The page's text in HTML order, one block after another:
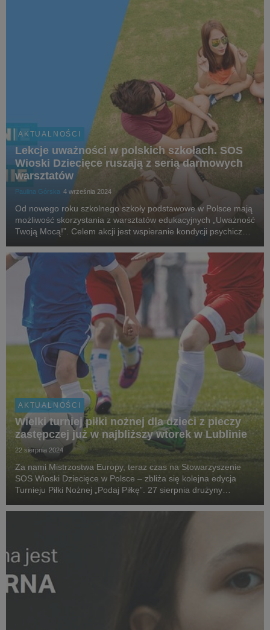
AKTUALNOŚCI
Lekcje uważności w polskich szkołach. SOS
Wioski Dziecięce ruszają z serią darmowych
warsztatów
Paulina Górska 4 września 2024
Od nowego roku szkolnego szkoły podstawowe w Polsce mają
możliwość skorzystania z warsztatów edukacyjnych „Uważność
Twoją Mocą!”. Celem akcji jest wspieranie kondycji psychicznej
tworzenie bezpiecznej przestrzen...
AKTUALNOŚCI
Wielki turniej piłki nożnej dla dzieci z pieczy
zastępczej już w najbliższy wtorek w Lublinie
22 sierpnia 2024
Za nami Mistrzostwa Europy, teraz czas na Stowarzyszenie
SOS Wioski Dziecięce w Polsce – zbliża się kolejna edycja
Turnieju Piłki Nożnej „Podaj Piłkę”. 27 sierpnia drużyny
Aliplast w Lublinie przy ulicy Wacława Mo...